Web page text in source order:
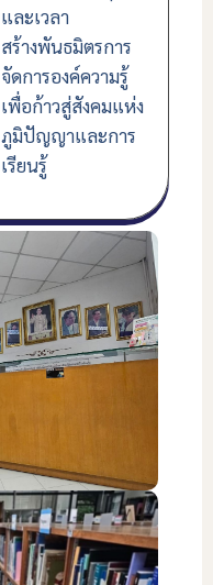
และเวลา
สร้างพันธมิตรการ
จัดการองค์ความรู้
เพื่อก้าวสู่สังคมแห่ง
ภูมิปัญญาและการ
เรียนรู้